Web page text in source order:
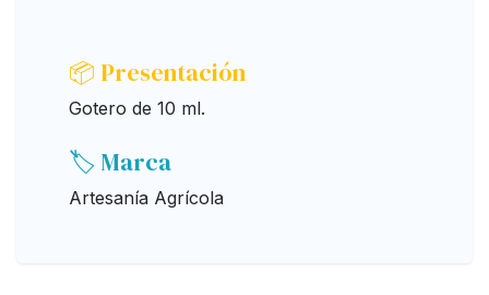
📦 Presentación
Gotero de 10 ml.
🏷️ Marca
Artesanía Agrícola